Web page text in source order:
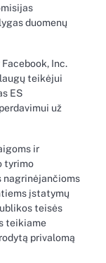
duomenų
Inc.
teikėjui
ES
už
ir
tyrimo
nagrinėjančioms
įstatymų
teisės
teikiame
privalomą